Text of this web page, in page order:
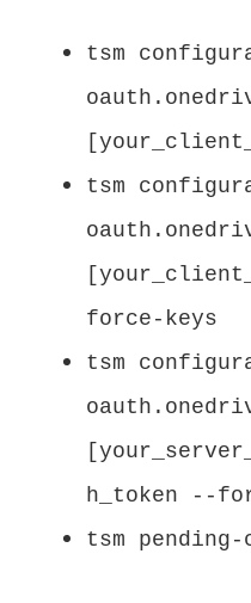
tsm
tsm
force-keys
tsm
h_token --
tsm pending-